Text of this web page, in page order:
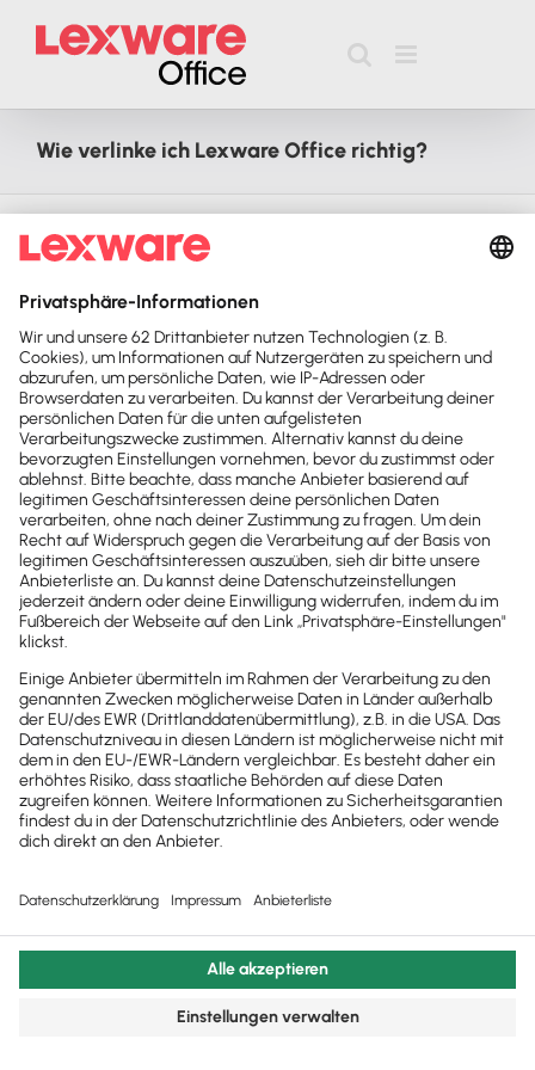
Zum
Inhalt
Wie verlinke ich Lexware Office richtig?
Impressum|Datenschutz|Cookie Einstellungen
Facebook
X YouTube
Rss